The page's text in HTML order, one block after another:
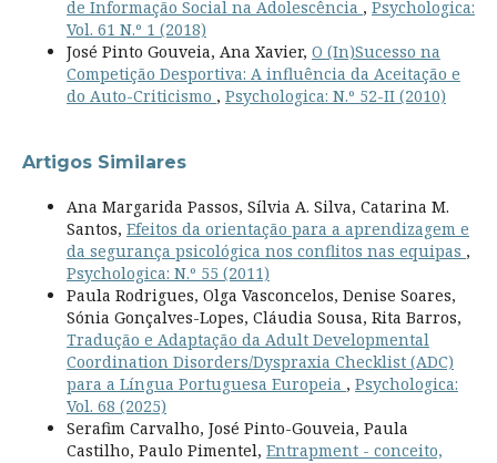
de Informação Social na Adolescência , Psychologica:
Vol. 61 N.º 1 (2018)
José Pinto Gouveia, Ana Xavier, O (In)Sucesso na
Competição Desportiva: A influência da Aceitação e
do Auto-Criticismo , Psychologica: N.º 52-II (2010)
Artigos Similares
Ana Margarida Passos, Sílvia A. Silva, Catarina M.
Santos, Efeitos da orientação para a aprendizagem e
da segurança psicológica nos conflitos nas equipas ,
Psychologica: N.º 55 (2011)
Paula Rodrigues, Olga Vasconcelos, Denise Soares,
Sónia Gonçalves-Lopes, Cláudia Sousa, Rita Barros,
Tradução e Adaptação da Adult Developmental
Coordination Disorders/Dyspraxia Checklist (ADC)
para a Língua Portuguesa Europeia , Psychologica:
Vol. 68 (2025)
Serafim Carvalho, José Pinto-Gouveia, Paula
Castilho, Paulo Pimentel, Entrapment - conceito,